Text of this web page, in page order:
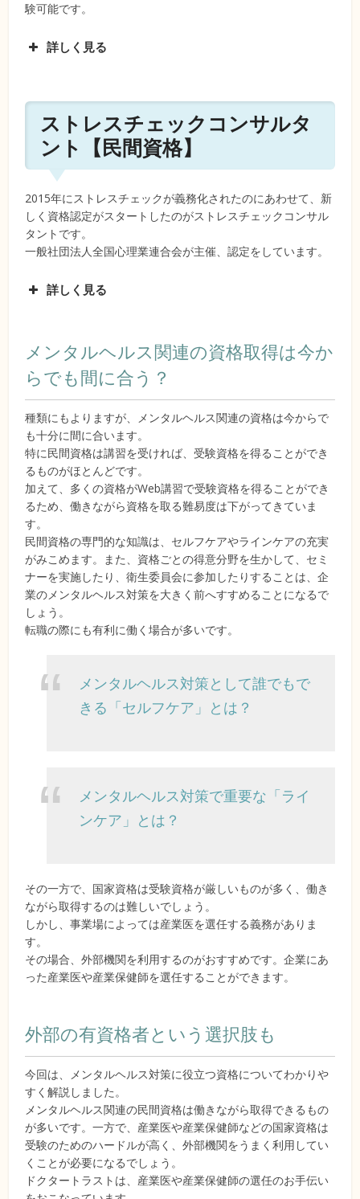
験可能です。
詳しく見る
ストレスチェックコンサルタ
ント【民間資格】
2015年にストレスチェックが義務化されたのにあわせて、新
しく資格認定がスタートしたのがストレスチェックコンサル
タントです。
一般社団法人全国心理業連合会が主催、認定をしています。
詳しく見る
メンタルヘルス関連の資格取得は今か
らでも間に合う？
種類にもよりますが、メンタルヘルス関連の資格は今からで
も十分に間に合います。
特に民間資格は講習を受ければ、受験資格を得ることができ
るものがほとんどです。
加えて、多くの資格がWeb講習で受験資格を得ることができ
るため、働きながら資格を取る難易度は下がってきていま
す。
民間資格の専門的な知識は、セルフケアやラインケアの充実
がみこめます。また、資格ごとの得意分野を生かして、セミ
ナーを実施したり、衛生委員会に参加したりすることは、企
業のメンタルヘルス対策を大きく前へすすめることになるで
しょう。
転職の際にも有利に働く場合が多いです。
メンタルヘルス対策として誰でもで
きる「セルフケア」とは？
メンタルヘルス対策で重要な「ライ
ンケア」とは？
その一方で、国家資格は受験資格が厳しいものが多く、働き
ながら取得するのは難しいでしょう。
しかし、事業場によっては産業医を選任する義務がありま
す。
その場合、外部機関を利用するのがおすすめです。企業にあ
った産業医や産業保健師を選任することができます。
外部の有資格者という選択肢も
今回は、メンタルヘルス対策に役立つ資格についてわかりや
すく解説しました。
メンタルヘルス関連の民間資格は働きながら取得できるもの
が多いです。一方で、産業医や産業保健師などの国家資格は
受験のためのハードルが高く、外部機関をうまく利用してい
くことが必要になるでしょう。
ドクタートラストは、産業医や産業保健師の選任のお手伝い